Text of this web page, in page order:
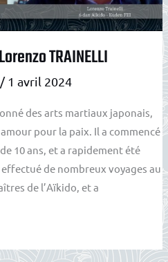
TRAINELLI
/1 avril 2024
des arts martiaux japonais,
pour la paix. Il a commencé
10 ans, et a rapidement été
de nombreux voyages au
de l’Aïkido, et a